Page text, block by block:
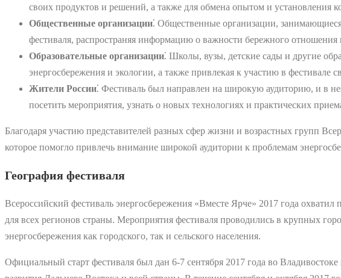
своих продуктов и решений, а также для обмена опытом и установления
Общественные организации⁚ Общественные организации,
фестиваля, распространяя информацию о важности бережного
Образовательные организации⁚ Школы, вузы, детские сады и другие
энергосбережения и экологии, а также привлекая к участию в фестивале
Жители России⁚ Фестиваль был направлен на широкую аудиторию, и в
посетить мероприятия, узнать о новых технологиях и практических
Благодаря участию представителей разных сфер жизни и возрастных групп
которое помогло привлечь внимание широкой аудитории к проблемам
География фестиваля
Всероссийский фестиваль энергосбережения «Вместе Ярче» 2017 года
для всех регионов страны. Мероприятия фестиваля проводились в крупных
энергосбережения как городского, так и сельского населения.
Официальный старт фестиваля был дан 6-7 сентября 2017 года во